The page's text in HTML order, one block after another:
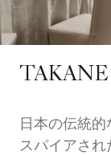
TAKANE
日本の伝統
スパイアされ